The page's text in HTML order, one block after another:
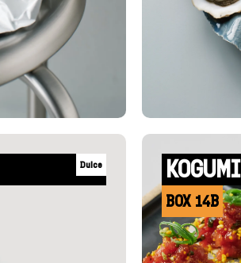
Dulce KOGUMI
BOX 14B